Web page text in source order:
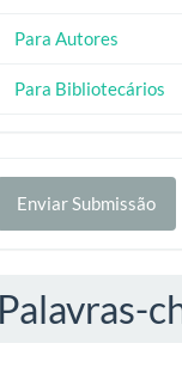
Para Autores
Para Bibliotecários
Enviar Submissão
Palavras-